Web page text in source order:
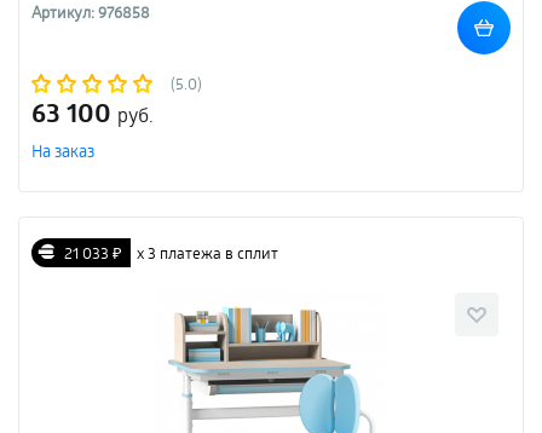
Артикул: 976858
(5.0)
63 100 руб.
На заказ
21 033 ₽ х 3 платежа в сплит